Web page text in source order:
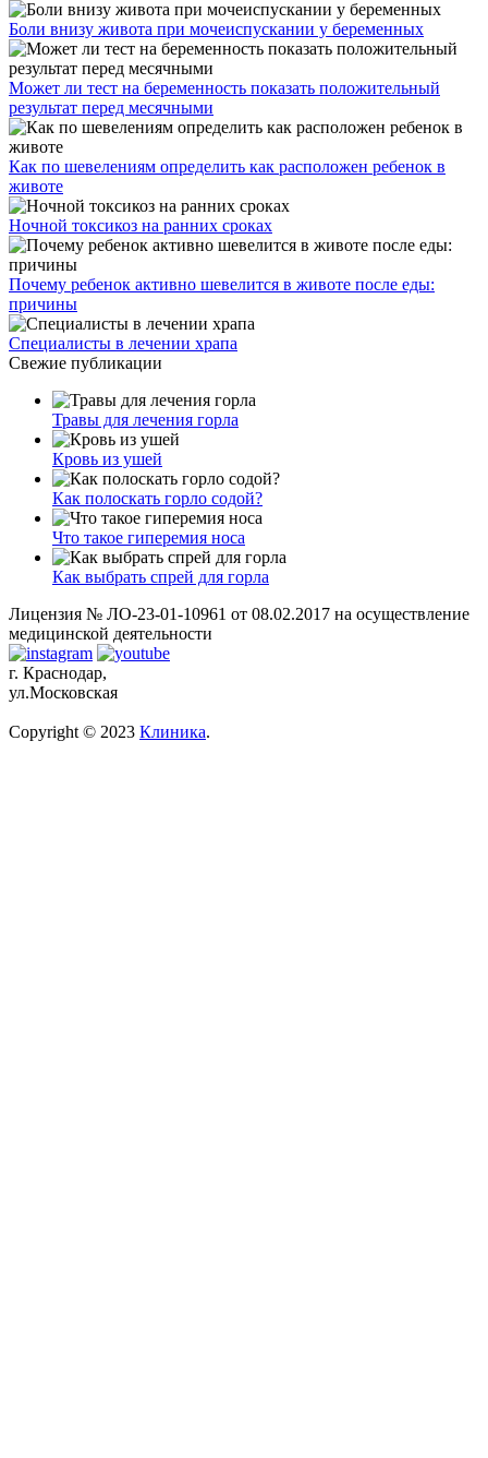
Боли внизу живота при мочеиспускании у беременных
Может ли тест на беременность показать положительный
результат перед месячными
Как по шевелениям определить как расположен ребенок в
животе
Ночной токсикоз на ранних сроках
Почему ребенок активно шевелится в животе после еды:
причины
Специалисты в лечении храпа
Свежие публикации
Травы для лечения горла
Кровь из ушей
Как полоскать горло содой?
Что такое гиперемия носа
Как выбрать спрей для горла
Лицензия № ЛО-23-01-10961 от 08.02.2017 на осуществление
медицинской деятельности
г. Краснодар,
ул.Московская
Copyright © 2023 Клиника.